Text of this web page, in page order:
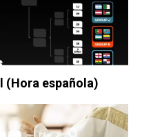
(Hora española)